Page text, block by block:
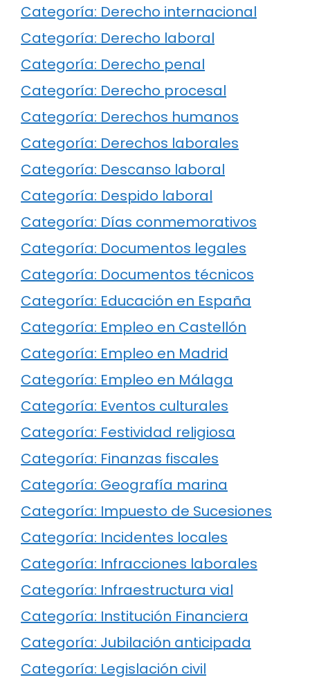
Categoría: Derecho internacional
Categoría: Derecho laboral
Categoría: Derecho penal
Categoría: Derecho procesal
Categoría: Derechos humanos
Categoría: Derechos laborales
Categoría: Descanso laboral
Categoría: Despido laboral
Categoría: Días conmemorativos
Categoría: Documentos legales
Categoría: Documentos técnicos
Categoría: Educación en España
Categoría: Empleo en Castellón
Categoría: Empleo en Madrid
Categoría: Empleo en Málaga
Categoría: Eventos culturales
Categoría: Festividad religiosa
Categoría: Finanzas fiscales
Categoría: Geografía marina
Categoría: Impuesto de Sucesiones
Categoría: Incidentes locales
Categoría: Infracciones laborales
Categoría: Infraestructura vial
Categoría: Institución Financiera
Categoría: Jubilación anticipada
Categoría: Legislación civil